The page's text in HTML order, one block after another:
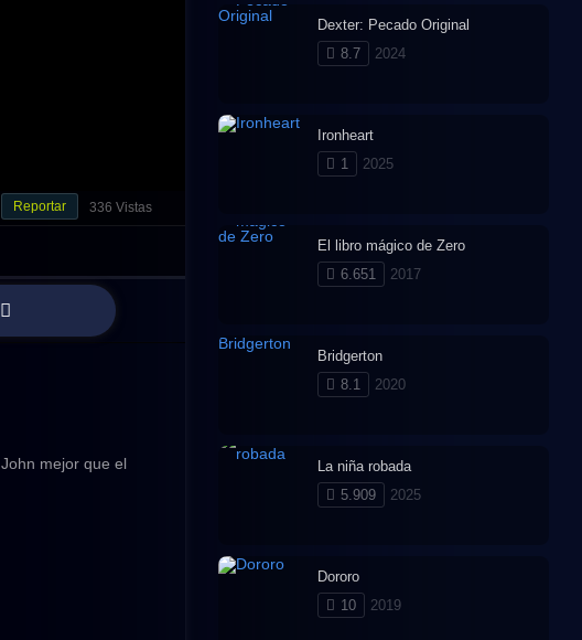
336 Vistas
Reportar
mejor que el
Dexter: Pecado Original
8.7
2024
Ironheart
1
2025
El libro mágico de Zero
6.651
2017
Bridgerton
8.1
2020
La niña robada
5.909
2025
Dororo
10
2019